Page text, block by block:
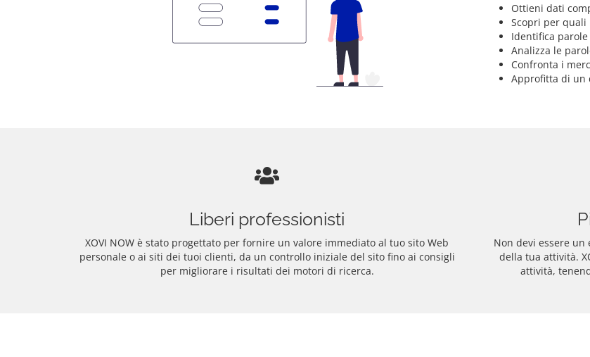
Ottieni dati
Scopri per quali
Identifica
Analizza le
Confronta i
Approfitta di un
Liberi professionisti
XOVI NOW è stato progettato per fornire un valore immediato al tuo sito Web
personale o ai siti dei tuoi clienti, da un controllo iniziale del sito fino ai consigli
per migliorare i risultati dei motori di ricerca.
Non devi essere un
della tua attività.
attività,